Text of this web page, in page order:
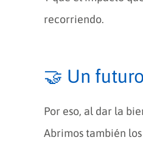
recorriendo.
🤝 Un
Por eso, al dar la
Abrimos también